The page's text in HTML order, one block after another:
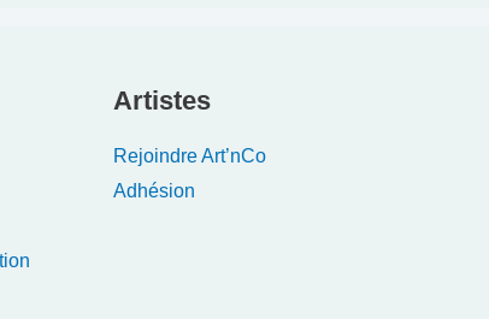
Artistes
Rejoindre Art’nCo
Adhésion